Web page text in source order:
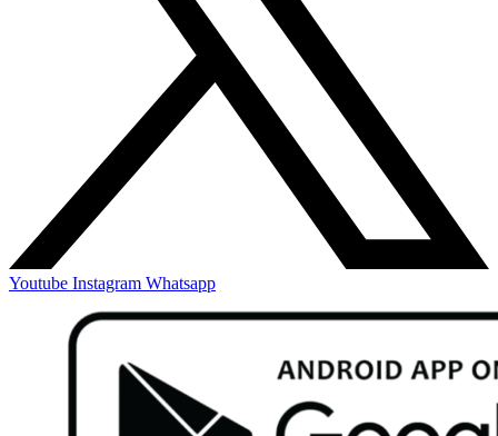
Youtube Instagram Whatsapp